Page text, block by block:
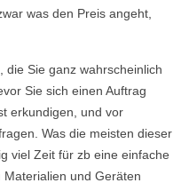
was den Preis angeht,
die Sie ganz wahrscheinlich
Sie sich einen Auftrag
erkundigen, und vor
Was die meisten dieser
viel Zeit für zb eine einfache
und Geräten